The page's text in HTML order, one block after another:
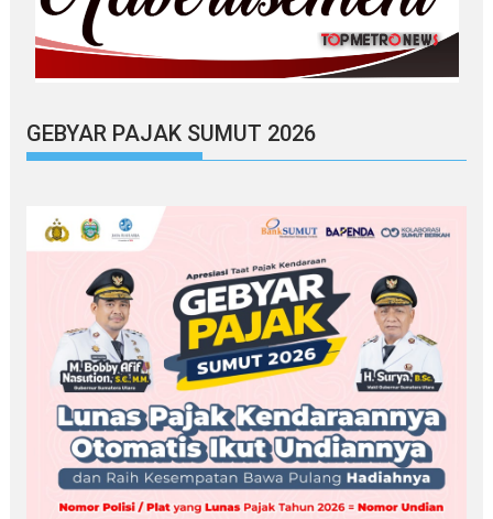
GEBYAR PAJAK SUMUT 2026